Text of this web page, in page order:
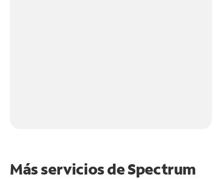
Más servicios de Spectrum